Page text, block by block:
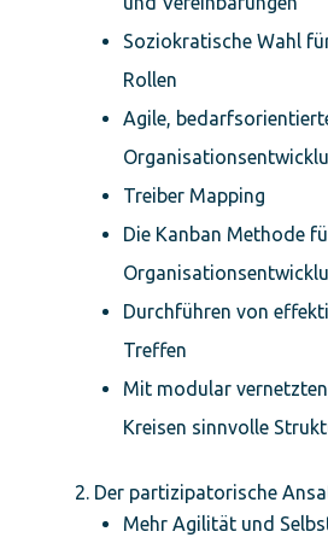
Soziokratische Wahl
Rollen
Agile,
Treiber Mapping
Die Kanban Methode
Durchführen von
Treffen
Mit modular
Kreisen sinnvolle
Der partizipatorische
Mehr Agilität und